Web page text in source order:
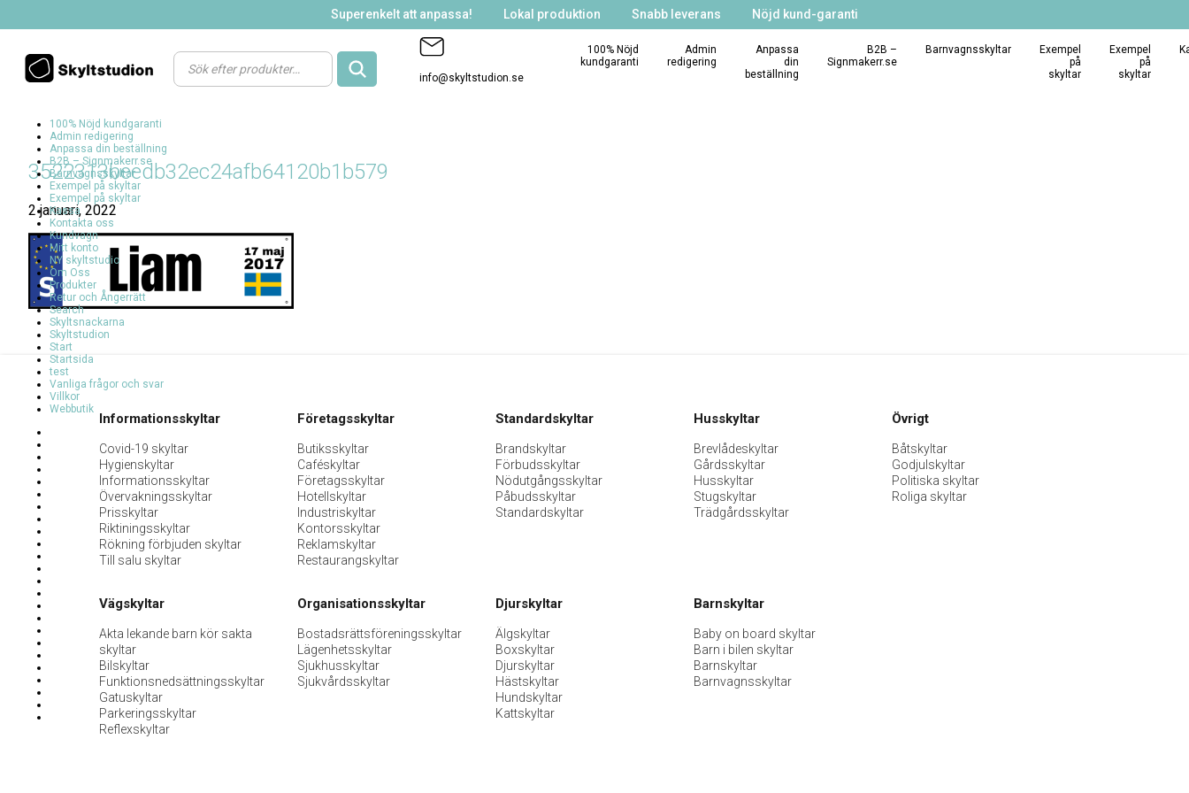
Superenkelt att anpassa! Lokal produktion Snabb leverans Nöjd kund-garanti
Products
search
info@skyltstudion.se
100% Nöjd
kundgaranti
Admin
redigering
Anpassa
din
beställning
B2B –
Signmakerr.se
Barnvagnsskyltar
Exempel
på
skyltar
Exempel
på
skyltar
100% Nöjd kundgaranti
Admin redigering
Anpassa din beställning
B2B – Signmakerr.se
Barnvagnsskyltar
Exempel på skyltar
Exempel på skyltar
Kassa
Kontakta oss
Kundvagn
Mitt konto
NY skyltstudio
Om Oss
Produkter
Retur och Ångerrätt
Search
Skyltsnackarna
Skyltstudion
Start
Startsida
test
Vanliga frågor och svar
Villkor
Webbutik
3522313beedb32ec24afb64120b1b579
2 januari, 2022
Informationsskyltar
Covid-19 skyltar
Hygienskyltar
Informationsskyltar
Övervakningsskyltar
Prisskyltar
Riktiningsskyltar
Rökning förbjuden skyltar
Till salu skyltar
Företagsskyltar
Butiksskyltar
Caféskyltar
Företagsskyltar
Hotellskyltar
Industriskyltar
Kontorsskyltar
Reklamskyltar
Restaurangskyltar
Standardskyltar
Brandskyltar
Förbudsskyltar
Nödutgångsskyltar
Påbudsskyltar
Standardskyltar
Husskyltar
Brevlådeskyltar
Gårdsskyltar
Husskyltar
Stugskyltar
Trädgårdsskyltar
Övrigt
Båtskyltar
Godjulskyltar
Politiska skyltar
Roliga skyltar
Vägskyltar
Akta lekande barn kör sakta
skyltar
Bilskyltar
Funktionsnedsättningsskyltar
Gatuskyltar
Parkeringsskyltar
Reflexskyltar
Organisationsskyltar
Bostadsrättsföreningsskyltar
Lägenhetsskyltar
Sjukhusskyltar
Sjukvårdsskyltar
Djurskyltar
Älgskyltar
Boxskyltar
Djurskyltar
Hästskyltar
Hundskyltar
Kattskyltar
Barnskyltar
Baby on board skyltar
Barn i bilen skyltar
Barnskyltar
Barnvagnsskyltar